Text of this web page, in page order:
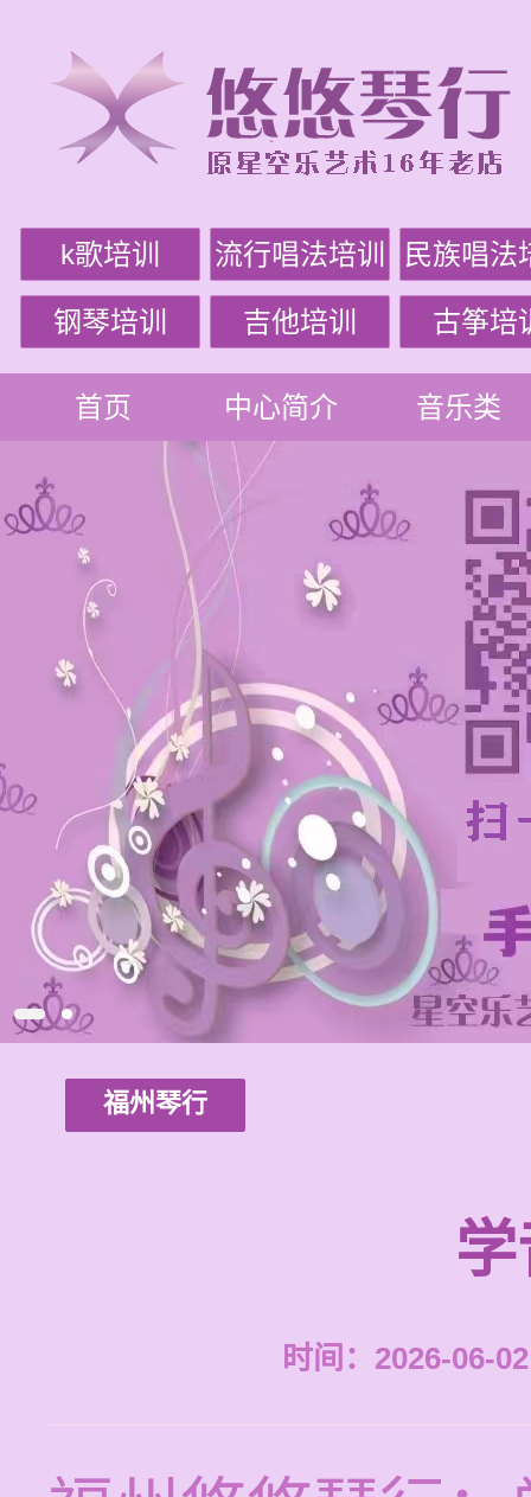
k歌培训 流行唱法培训 民族唱法
钢琴培训 吉他培训 古筝培
首页 中心简介 音乐类
福州琴行
时间：2026-06-